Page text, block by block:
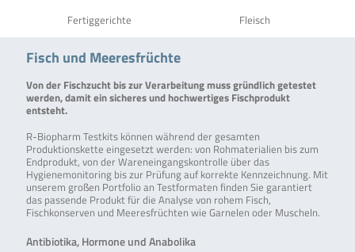
Fertiggerichte Fleisch
Fisch und Meeresfrüchte
Von der Fischzucht bis zur Verarbeitung muss gründlich getestet
werden, damit ein sicheres und hochwertiges Fischprodukt
entsteht.
R-Biopharm Testkits können während der gesamten
Produktionskette eingesetzt werden: von Rohmaterialien bis zum
Endprodukt, von der Wareneingangskontrolle über das
Hygienemonitoring bis zur Prüfung auf korrekte Kennzeichnung. Mit
unserem großen Portfolio an Testformaten finden Sie garantiert
das passende Produkt für die Analyse von rohem Fisch,
Fischkonserven und Meeresfrüchten wie Garnelen oder Muscheln.
Antibiotika, Hormone und Anabolika